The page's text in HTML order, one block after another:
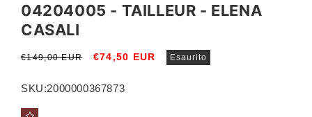
1
in
finestra
04204005 - TAILLEUR - ELENA
CASALI
Prezzo
listino
€149,00 EUR
Prezzo
€74,50 EUR Esaurito
SKU:2000000367873